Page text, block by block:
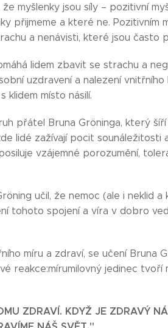
že myšlenky jsou síly – pozitivní
přijmeme a které ne. Pozitivním
a nenávisti, které jsou často
lidem zbavit se strachu a
uzdravení a nalezení vnitřního
místo násilí.
přátel Bruna Gröninga, který
lidé zažívají pocit
vzájemné porozumění,
učil, že nemoc (ale i neklid
tohoto spojení a víra v dobro
míru a zdraví, se učení Bruna
reakce:mírumilovný jedinec tvoří
ZDRAVÍ. KDYŽ JE ZDRAVÝ